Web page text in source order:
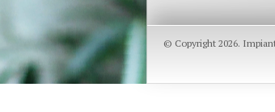
© Copyright 2026.